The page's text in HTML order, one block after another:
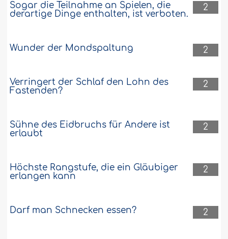
2
Sogar die Teilnahme an Spielen, die
derartige Dinge enthalten, ist verboten.
2
Wunder der Mondspaltung
2
Verringert der Schlaf den Lohn des
Fastenden?
2
Sühne des Eidbruchs für Andere ist
erlaubt
2
Höchste Rangstufe, die ein Gläubiger
erlangen kann
2
Darf man Schnecken essen?